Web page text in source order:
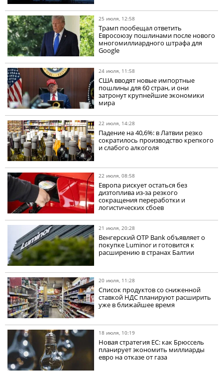
25 июля, 12:58
Трамп пообещал ответить
Евросоюзу пошлинами после нового
многомиллиардного штрафа для
Google
24 июля, 11:58
США вводят новые импортные
пошлины для 60 стран, и они
затронут крупнейшие экономики
мира
22 июля, 14:28
Падение на 40,6%: в Латвии резко
сократилось производство крепкого
и слабого алкоголя
22 июля, 08:58
Европа рискует остаться без
дизтоплива из-за резкого
сокращения переработки и
логистических сбоев
21 июля, 20:28
Венгерский OTP Bank объявляет о
покупке Luminor и готовится к
расширению в странах Балтии
20 июля, 11:28
Список продуктов со сниженной
ставкой НДС планируют расширить
уже в ближайшее время
18 июля, 10:19
Новая стратегия ЕС: как Брюссель
планирует экономить миллиарды
евро на отказе от газа